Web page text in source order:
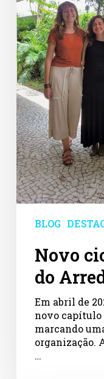
BLOG
Novo
do
Em abril de
novo capítulo
marcando
organização.
…